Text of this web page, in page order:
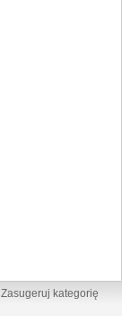
Zasugeruj kategorię